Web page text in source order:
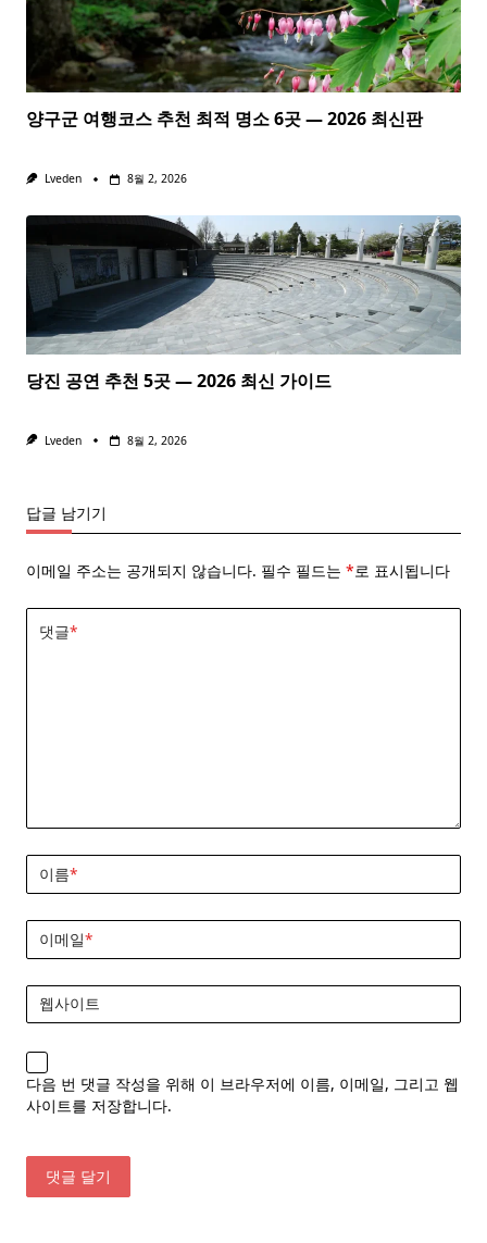
양구군 여행코스 추천 최적 명소 6곳 — 2026 최신판
Lveden 8월 2, 2026
당진 공연 추천 5곳 — 2026 최신 가이드
Lveden 8월 2, 2026
답글 남기기
이메일 주소는 공개되지 않습니다. 필수 필드는 *로 표시됩니다
댓글*
이름*
이메일*
웹사이트
다음 번 댓글 작성을 위해 이 브라우저에 이름, 이메일, 그리고 웹
사이트를 저장합니다.